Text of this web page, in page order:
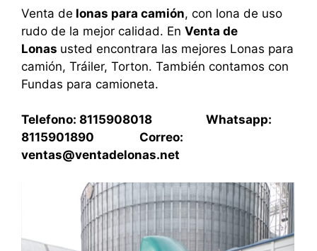
Venta de lonas para camión, con lona de uso
rudo de la mejor calidad. En Venta de
Lonas usted encontrara las mejores Lonas para
camión, Tráiler, Torton. También contamos con
Fundas para camioneta.
Telefono: 8115908018 Whatsapp:
8115901890 Correo:
ventas@ventadelonas.net